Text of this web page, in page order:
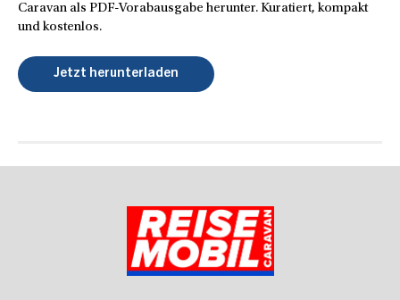
Caravan als PDF-Vorabausgabe herunter. Kuratiert, kompakt
und kostenlos.
Jetzt herunterladen